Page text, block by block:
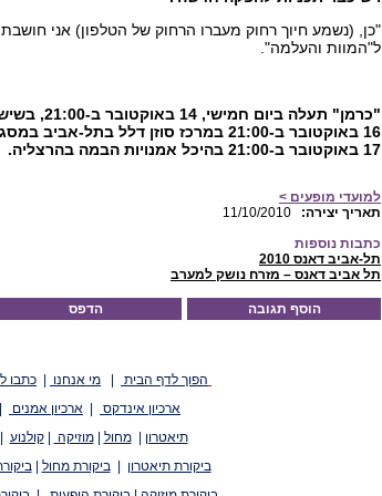
"כן, (נשמע חיוך רחוק מעברו הרחוק של הטלפון) אני
ל"המוות והעלמה".
16 באוקטובר ב-21:00 במרכז סוזן דלל
17 באוקטובר ב-21:00 בהיכל אמנויות הבמה בהרצליה.
למועדי מופעים >
11/10/2010
:תאריך יצירה
כתבות נוספות
תל-אביב דאנס 2010
תל אביב דאנס – מזרח נושק למערב
הדפס הוסף תגובה
הפוך לדף הבית מי אנחנו כתבו
ארכיון אינדקס
ארכיון אמנים
תיאטרון
|מחול |מוזיקה |קולנוע
ביקורת תיאטרון
|ביקורת מחול |